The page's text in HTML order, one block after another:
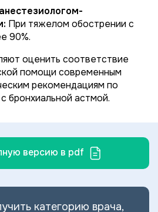
При тяжелом обострении с
90%.
оценить соответствие
помощи современным
рекомендациям по
бронхиальной астмой.
версию в pdf
категорию врача,